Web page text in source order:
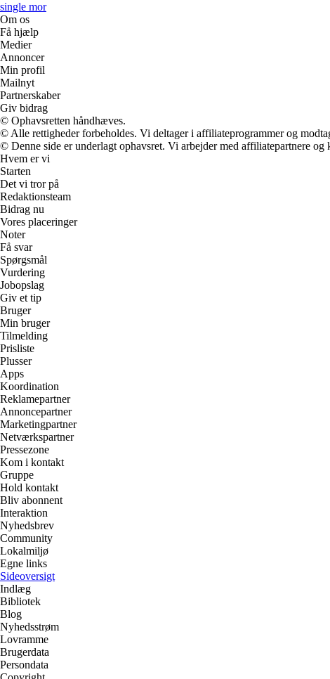
single mor
Om os
Få hjælp
Medier
Annoncer
Min profil
Mailnyt
Partnerskaber
Giv bidrag
© Ophavsretten håndhæves.
© Alle rettigheder forbeholdes. Vi deltager i affiliateprogrammer og
© Denne side er underlagt ophavsret. Vi arbejder med affiliatepartnere
Hvem er vi
Starten
Det vi tror på
Redaktionsteam
Bidrag nu
Vores placeringer
Noter
Få svar
Spørgsmål
Vurdering
Jobopslag
Giv et tip
Bruger
Min bruger
Tilmelding
Prisliste
Plusser
Apps
Koordination
Reklamepartner
Annoncepartner
Marketingpartner
Netværkspartner
Pressezone
Kom i kontakt
Gruppe
Hold kontakt
Bliv abonnent
Interaktion
Nyhedsbrev
Community
Lokalmiljø
Egne links
Sideoversigt
Indlæg
Bibliotek
Blog
Nyhedsstrøm
Lovramme
Brugerdata
Persondata